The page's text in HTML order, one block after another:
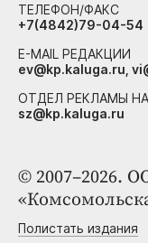
© 2007–2026.
Полистать издания
ТЕЛЕФОН/ФАКС
+7(4842)79-04-54
E-MAIL РЕДАКЦИИ
ev@kp.kaluga.ru,
ОТДЕЛ РЕКЛАМЫ
sz@kp.kaluga.ru